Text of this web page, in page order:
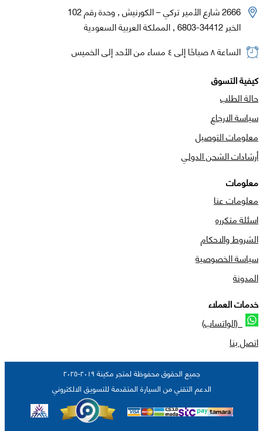
2666 شارع الأمير تركي – الكورنيش , وحدة رقم 102
الخبر 34412-6803 , المملكة العربية السعودية
الساعة ٨ صباحًا إلى ٤ مساء من الأحد إلى الخميس
كيفية التسوق
حالة الطلب
سياسة الارجاع
معلومات التوصيل
أرشادات الشحن الدولي
معلومات
معلومات عنا
اسئلة متكرره
الشروط والاحكام
سياسة الخصوصية
المدونة
خدمات العملاء
(الواتساب)
اتصل بنا
جميع الحقوق محفوظة لمتجر مكينة ٢٠١٩-٢٠٢٥
الدعم التقني من السيارة المتقدمة للتسويق الالكتروني